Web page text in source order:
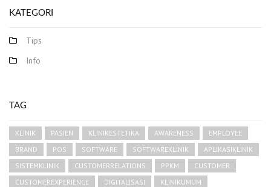
KATEGORI
Tips
Info
TAG
KLINIK PASIEN KLINIKESTETIKA AWARENESS
EMPLOYEE
BRAND
POS SOFTWARE SOFTWAREKLINIK
APLIKASIKLINIK
SISTEMKLINIK
CUSTOMERRELATIONS PPKM
CUSTOMER
CUSTOMEREXPERIENCE
DIGITALISASI
KLINIKUMUM